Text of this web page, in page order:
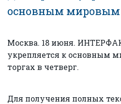
основным
Москва. 18 июня.
укрепляется к основным
торгах в четверг.
Для получения полных